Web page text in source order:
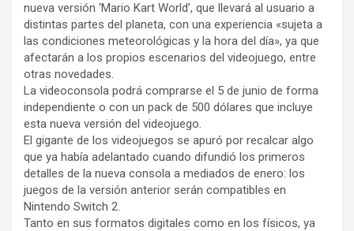
nueva versión ‘Mario Kart World’, que llevará al usuario a
distintas partes del planeta, con una experiencia «sujeta a
las condiciones meteorológicas y la hora del día», ya que
afectarán a los propios escenarios del videojuego, entre
otras novedades.
La videoconsola podrá comprarse el 5 de junio de forma
independiente o con un pack de 500 dólares que incluye
esta nueva versión del videojuego.
El gigante de los videojuegos se apuró por recalcar algo
que ya había adelantado cuando difundió los primeros
detalles de la nueva consola a mediados de enero: los
juegos de la versión anterior serán compatibles en
Nintendo Switch 2.
Tanto en sus formatos digitales como en los físicos, ya